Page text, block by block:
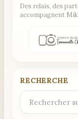
Des relais, des
accompagnent
RECHERCHE
Rechercher